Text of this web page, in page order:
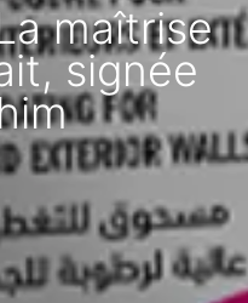
maîtrise
signée